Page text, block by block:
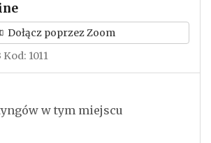
Dołącz poprzez Zoom
Kod: 1011
w tym miejscu